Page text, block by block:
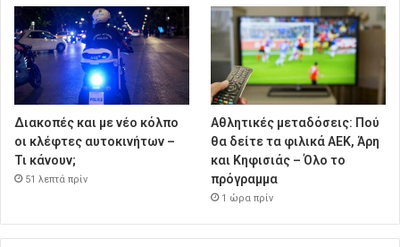
Διακοπές και με νέο κόλπο
οι κλέφτες αυτοκινήτων –
Τι κάνουν;
51 λεπτά πρίν
Αθλητικές μεταδόσεις: Πού
θα δείτε τα φιλικά ΑΕΚ, Άρη
και Κηφισιάς – Όλο το
πρόγραμμα
1 ώρα πρίν